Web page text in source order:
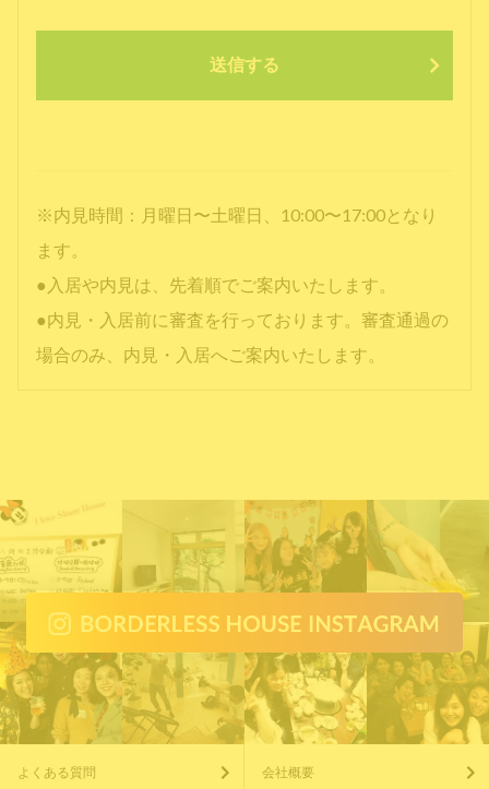
送信する
※内見時間：月曜日〜土曜日、10:00〜17:00となり
ます。
●入居や内見は、先着順でご案内いたします。
●内見・入居前に審査を行っております。審査通過の
場合のみ、内見・入居へご案内いたします。
よくある質問 会社概要